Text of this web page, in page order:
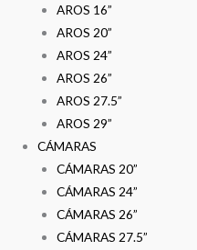
AROS 16”
AROS 20”
AROS 24”
AROS 26”
AROS 27.5”
AROS 29”
CÁMARAS
CÁMARAS 20”
CÁMARAS 24”
CÁMARAS 26”
CÁMARAS 27.5”